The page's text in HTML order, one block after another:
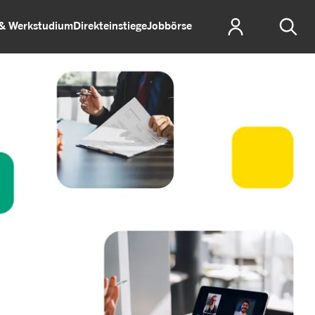
WerkstudiumDirekteinstiegeJobbörse